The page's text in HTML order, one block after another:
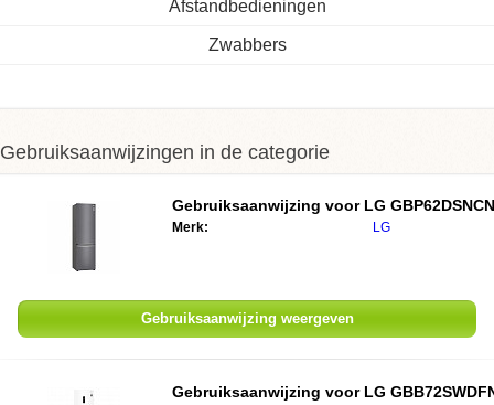
Afstandbedieningen
Zwabbers
Gebruiksaanwijzingen in de categorie
Gebruiksaanwijzing voor LG GBP62DSNCN
Merk: LG
Gebruiksaanwijzing weergeven
Gebruiksaanwijzing voor LG